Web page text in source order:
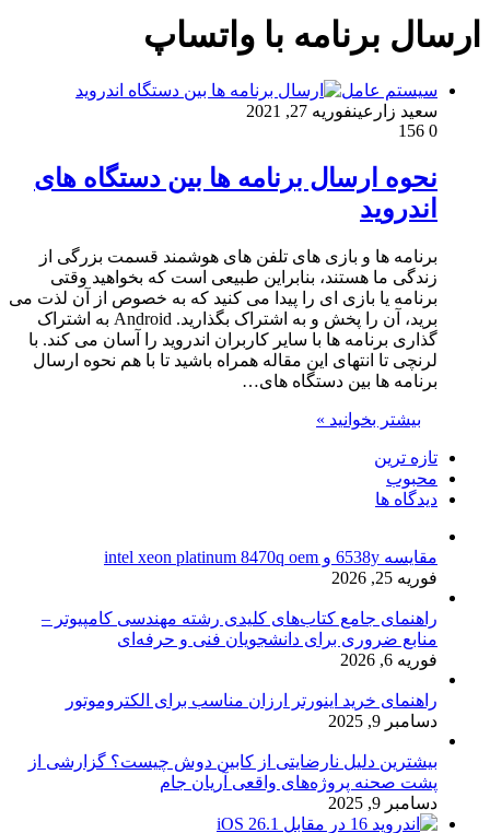
ارسال برنامه با واتساپ
سیستم عامل
سعید زارعینفوریه 27, 2021
0
نحوه ارسال برنامه ها بین دستگاه های
اندروید
برنامه ها و بازی های تلفن های هوشمند قسمت بزرگی از
زندگی ما هستند، بنابراین طبیعی است که بخواهید وقتی
برنامه یا بازی ای را پیدا می کنید که به خصوص از آن لذت می
برید، آن را پخش و به اشتراک بگذارید. Android به اشتراک
گذاری برنامه ها با سایر کاربران اندروید را آسان می کند. با
لرنچی تا انتهای این مقاله همراه باشید تا با هم نحوه ارسال
برنامه ها بین دستگاه های…
بیشتر بخوانید »
تازه ترین
محبوب
دیدگاه ها
مقایسه 6538y و intel xeon platinum 8470q oem
فوریه 25, 2026
راهنمای جامع کتاب‌های کلیدی رشته مهندسی کامپیوتر –
منابع ضروری برای دانشجویان فنی و حرفه‌ای
فوریه 6, 2026
راهنمای خرید اینورتر ارزان مناسب برای الکتروموتور
دسامبر 9, 2025
بیشترین دلیل نارضایتی از کابین دوش چیست؟ گزارشی از
پشت صحنه پروژه‌های واقعی آریان جام
دسامبر 9, 2025